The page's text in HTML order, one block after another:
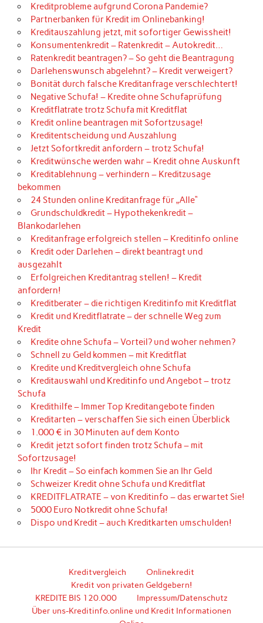
Kreditprobleme aufgrund Corona Pandemie?
Partnerbanken für Kredit im Onlinebanking!
Kreditauszahlung jetzt, mit sofortiger Gewissheit!
Konsumentenkredit – Ratenkredit – Autokredit…
Ratenkredit beantragen? – So geht die Beantragung
Darlehenswunsch abgelehnt? – Kredit verweigert?
Bonität durch falsche Kreditanfrage verschlechtert!
Negative Schufa! – Kredite ohne Schufaprüfung
Kreditflatrate trotz Schufa mit Kreditflat
Kredit online beantragen mit Sofortzusage!
Kreditentscheidung und Auszahlung
Jetzt Sofortkredit anfordern – trotz Schufa!
Kreditwünsche werden wahr – Kredit ohne Auskunft
Kreditablehnung – verhindern – Kreditzusage
bekommen
24 Stunden online Kreditanfrage für „Alle“
Grundschuldkredit – Hypothekenkredit –
Blankodarlehen
Kreditanfrage erfolgreich stellen – Kreditinfo online
Kredit oder Darlehen – direkt beantragt und
ausgezahlt
Erfolgreichen Kreditantrag stellen! – Kredit
anfordern!
Kreditberater – die richtigen Kreditinfo mit Kreditflat
Kredit und Kreditflatrate – der schnelle Weg zum
Kredit
Kredite ohne Schufa – Vorteil? und woher nehmen?
Schnell zu Geld kommen – mit Kreditflat
Kredite und Kreditvergleich ohne Schufa
Kreditauswahl und Kreditinfo und Angebot – trotz
Schufa
Kredithilfe – Immer Top Kreditangebote finden
Kreditarten – verschaffen Sie sich einen Überblick
1.000 € in 30 Minuten auf dem Konto
Kredit jetzt sofort finden trotz Schufa – mit
Sofortzusage!
Ihr Kredit – So einfach kommen Sie an Ihr Geld
Schweizer Kredit ohne Schufa und Kreditflat
KREDITFLATRATE – von Kreditinfo – das erwartet Sie!
5000 Euro Notkredit ohne Schufa!
Dispo und Kredit – auch Kreditkarten umschulden!
Kreditvergleich
Onlinekredit
Kredit von privaten Geldgebern!
KREDITE BIS 120.000
Impressum/Datenschutz
Über uns-Kreditinfo.online und Kredit Informationen